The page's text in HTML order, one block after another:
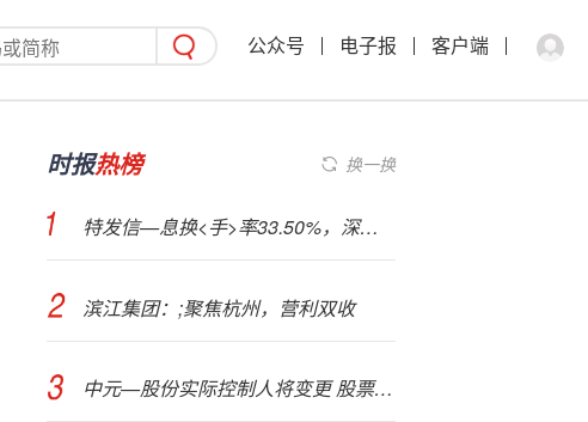
公众号 电子报 客户端
时报热榜 换一换
特发信—息换<手>率33.50%，深股通龙虎榜上净卖出265.39万元
滨江集团：;聚焦杭州，营利双收
中元—股份实际控制人将变更 股票将复牌